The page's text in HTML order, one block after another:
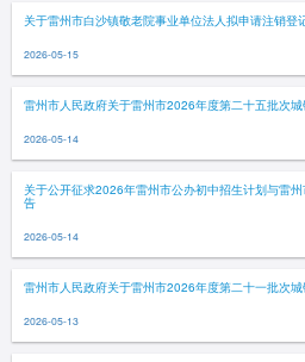
关于雷州市白沙镇敬老院事业单位法人拟申请注销登
2026-05-15
雷州市人民政府关于雷州市2026年度第二十五批次
2026-05-14
关于公开征求2026年雷州市公办初中招生计划与雷
告
2026-05-14
雷州市人民政府关于雷州市2026年度第二十一批次
2026-05-13